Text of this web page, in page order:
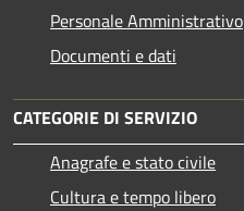
Personale Amministrativo
Documenti e dati
CATEGORIE DI SERVIZIO
Anagrafe e stato civile
Cultura e tempo libero